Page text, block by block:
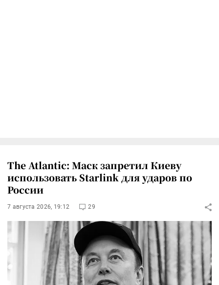
The Atlantic: Маск запретил Киеву
использовать Starlink для ударов по
России
7 августа 2026, 19:12 29